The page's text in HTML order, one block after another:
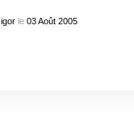
igorle 03 Août 2005